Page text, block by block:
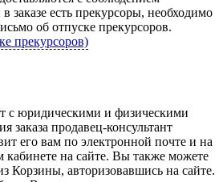
заказе есть прекурсоры, необходимо
об отпуске прекурсоров.
прекурсоров)
с юридическими и физическими
заказа продавец-консультант
его вам по электронной почте и на
кабинете на сайте. Вы также можете
Корзины, авторизовавшись на сайте.